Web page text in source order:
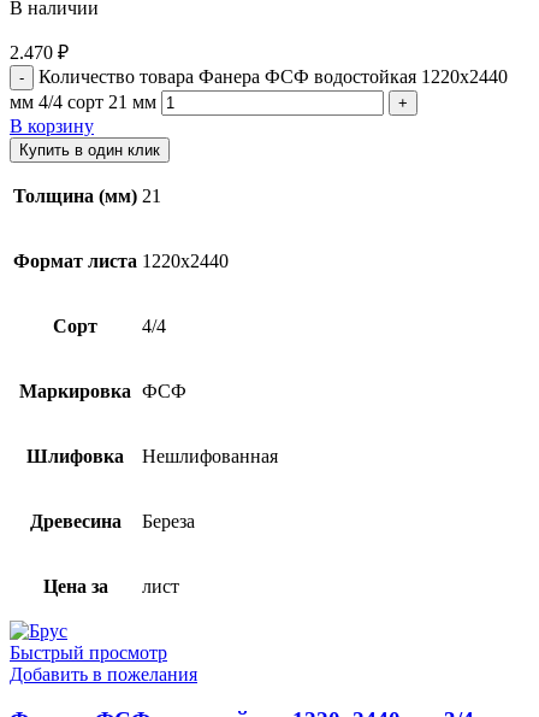
В наличии
2.470 ₽
Количество товара Фанера ФСФ водостойкая 1220х2440
мм 4/4 сорт 21 мм
В корзину
Купить в один клик
Толщина (мм) 21
Формат листа 1220х2440
Сорт 4/4
Маркировка ФСФ
Шлифовка Нешлифованная
Древесина Береза
Цена за лист
Быстрый просмотр
Добавить в пожелания